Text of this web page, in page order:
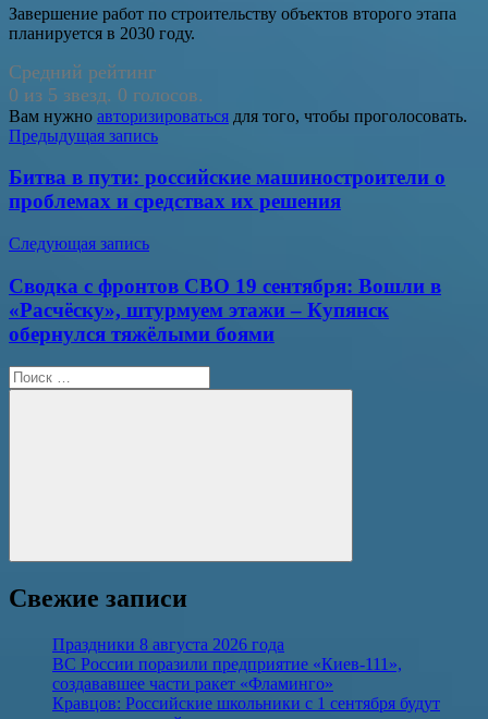
Завершение работ по строительству объектов второго этапа
планируется в 2030 году.
Средний рейтинг
0 из 5 звезд. 0 голосов.
Вам нужно авторизироваться для того, чтобы проголосовать.
Навигация
по
записям
Предыдущая запись
Битва в пути: российские машиностроители о
проблемах и средствах их решения
Следующая запись
Сводка с фронтов СВО 19 сентября: Вошли в
«Расчёску», штурмуем этажи – Купянск
обернулся тяжёлыми боями
Поиск
для:
Поиск
Свежие записи
Праздники 8 августа 2026 года
ВС России поразили предприятие «Киев-111»,
создававшее части ракет «Фламинго»
Кравцов: Российские школьники с 1 сентября будут